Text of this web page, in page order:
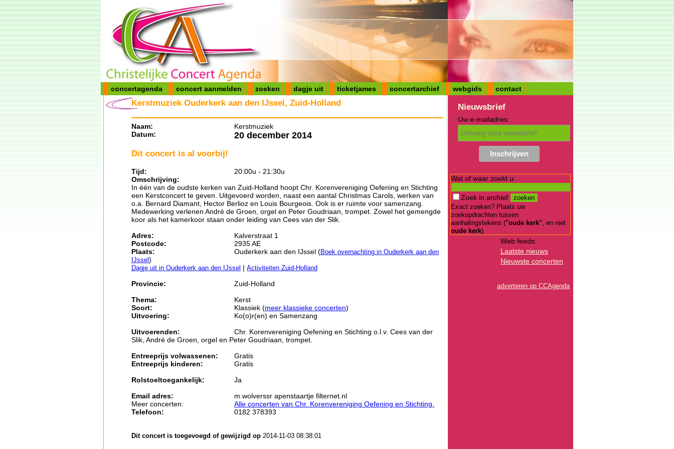
concertagenda concert aanmelden zoeken dagje uit ticketjames concertarchief webgids contact
Kerstmuziek Ouderkerk aan den IJssel, Zuid-Holland
Naam:
Kerstmuziek
Datum:
20 december 2014
Dit concert is al voorbij!
Tijd:
20:00u - 21:30u
Omschrijving:
In één van de oudste kerken van Zuid-Holland hoopt Chr. Korenvereniging Oefening en Stichting
een Kerstconcert te geven. Uitgevoerd worden, naast een aantal Christmas Carols, werken van
o.a. Bernard Diamant, Hector Berlioz en Louis Bourgeois. Ook is er ruimte voor samenzang.
Medewerking verlenen André de Groen, orgel en Peter Goudriaan, trompet. Zowel het gemengde
koor als het kamerkoor staan onder leiding van Cees van der Slik.
Adres:
Kalverstraat 1
Postcode:
2935 AE
Plaats:
Ouderkerk aan den IJssel (Boek overnachting in Ouderkerk aan den
IJssel )
Dagje uit in Ouderkerk aan den IJssel | Activiteiten Zuid-Holland
Provincie:
Zuid-Holland
Thema:
Kerst
Soort:
Klassiek (meer klassieke concerten)
Uitvoering:
Ko(o)r(en) en Samenzang
Uitvoerenden:
Chr. Korenvereniging Oefening en Stichting o.l.v. Cees van der
Slik, André de Groen, orgel en Peter Goudriaan, trompet.
Entreeprijs volwassenen:
Gratis
Entreeprijs kinderen:
Gratis
Rolstoeltoegankelijk:
Ja
Email adres:
m.wolverssr apenstaartje filternet.nl
Meer concerten:
Alle concerten van Chr. Korenvereniging Oefening en Stichting.
Telefoon:
0182 378393
Dit concert is toegevoegd of gewijzigd op 2014-11-03 08:38:01
Nieuwsbrief
Uw e-mailadres:
Wat of waar zoekt u:
Zoek in archief
Exact zoeken? Plaats uw
zoekopdrachten tussen
aanhalingstekens ("oude kerk", en niet
oude kerk)
Web feeds:
Laatste nieuws
Nieuwste concerten
adverteren op CCAgenda